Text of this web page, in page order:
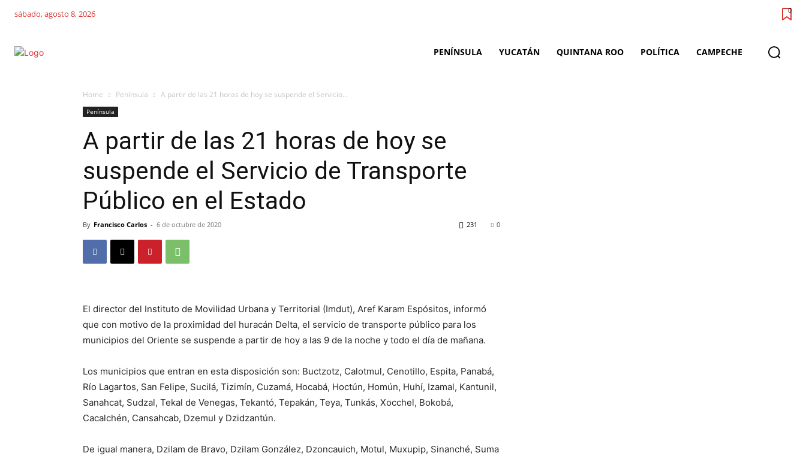
sábado, agosto 8, 2026 0
PENÍNSULA YUCATÁN QUINTANA ROO POLÍTICA CAMPECHE
Home Península A partir de las 21 horas de hoy se suspende el Servicio...
Península
A partir de las 21 horas de hoy se
suspende el Servicio de Transporte
Público en el Estado
By Francisco Carlos - 6 de octubre de 2020 0
231
El director del Instituto de Movilidad Urbana y Territorial (Imdut), Aref Karam Espósitos, informó
que con motivo de la proximidad del huracán Delta, el servicio de transporte público para los
municipios del Oriente se suspende a partir de hoy a las 9 de la noche y todo el día de mañana.
Los municipios que entran en esta disposición son: Buctzotz, Calotmul, Cenotillo, Espita, Panabá,
Río Lagartos, San Felipe, Sucilá, Tizimín, Cuzamá, Hocabá, Hoctún, Homún, Huhí, Izamal, Kantunil,
Sanahcat, Sudzal, Tekal de Venegas, Tekantó, Tepakán, Teya, Tunkás, Xocchel, Bokobá,
Cacalchén, Cansahcab, Dzemul y Dzidzantún.
De igual manera, Dzilam de Bravo, Dzilam González, Dzoncauich, Motul, Muxupip, Sinanché, Suma